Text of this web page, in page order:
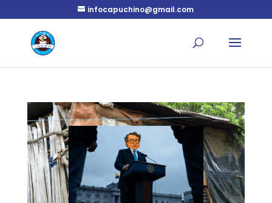
infocapuchino@gmail.com